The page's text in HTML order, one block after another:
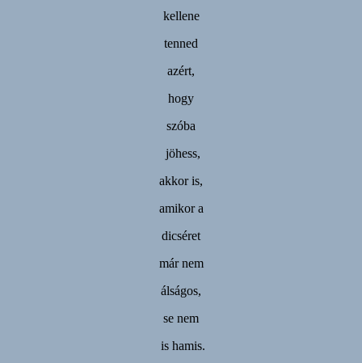
kellene
tenned
azért,
hogy
szóba
jöhess,
akkor is,
amikor a
dicséret
már nem
álságos,
se nem
is hamis.